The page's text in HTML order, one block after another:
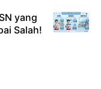
yang
Salah!